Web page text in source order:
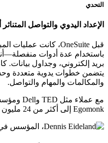
التحدي
الإعداد اليدوي والتواصل
بريد إلكتروني، وجداول بيانات.
يتضمن خطوات يدوية متعددة
والمكالمات والمهام والتواصل.
Egomonk إلى أكثر من 24 مليون شخص سنوياً في أكثر من 30 دولة.